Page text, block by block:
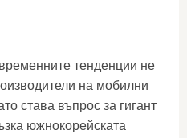
тенденции не
на мобилни
става въпрос за гигант
южнокорейската